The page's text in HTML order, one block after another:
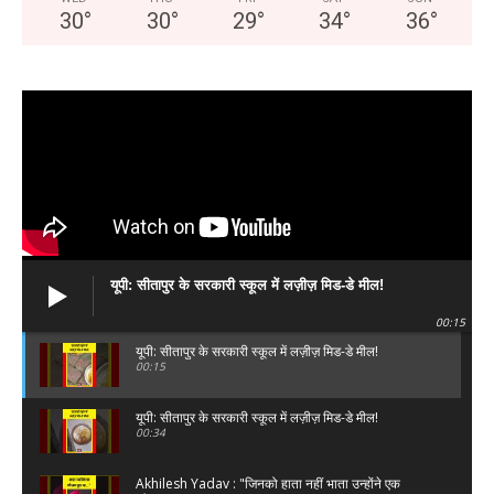
30° 30° 29° 34° 36°
यूपी: सीतापुर के सरकारी स्कूल में लज़ीज़ मिड-डे मील!
00:15
यूपी: सीतापुर के सरकारी स्कूल में लज़ीज़ मिड-डे मील!
00:15
यूपी: सीतापुर के सरकारी स्कूल में लज़ीज़ मिड-डे मील!
00:34
Akhilesh Yadav : "जिनको हाता नहीं भाता उन्होंने एक